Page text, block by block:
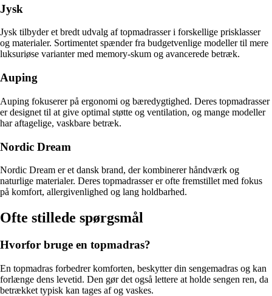
Jysk
Jysk tilbyder et bredt udvalg af topmadrasser i forskellige prisklasser
og materialer. Sortimentet spænder fra budgetvenlige modeller til mere
luksuriøse varianter med memory-skum og avancerede betræk.
Auping
Auping fokuserer på ergonomi og bæredygtighed. Deres topmadrasser
er designet til at give optimal støtte og ventilation, og mange modeller
har aftagelige, vaskbare betræk.
Nordic Dream
Nordic Dream er et dansk brand, der kombinerer håndværk og
naturlige materialer. Deres topmadrasser er ofte fremstillet med fokus
på komfort, allergivenlighed og lang holdbarhed.
Ofte stillede spørgsmål
Hvorfor bruge en topmadras?
En topmadras forbedrer komforten, beskytter din sengemadras og kan
forlænge dens levetid. Den gør det også lettere at holde sengen ren, da
betrækket typisk kan tages af og vaskes.